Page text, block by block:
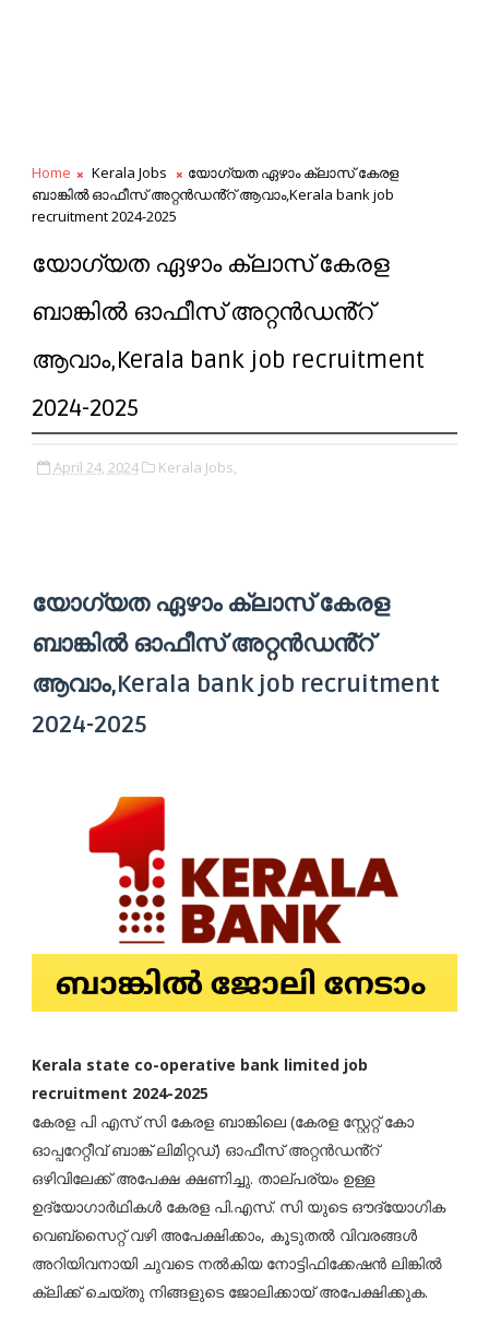
Home Kerala Jobs
യോഗ്യത ഏഴാം ക്ലാസ് കേരള
ബാങ്കിൽ ഓഫീസ് അറ്റൻഡൻ്റ് ആവാം,Kerala bank job
recruitment 2024-2025
യോഗ്യത ഏഴാം ക്ലാസ് കേരള
ബാങ്കിൽ ഓഫീസ് അറ്റൻഡൻ്റ്
ആവാം,Kerala bank job recruitment
2024-2025
April 24, 2024 Kerala Jobs,
യോഗ്യത ഏഴാം ക്ലാസ് കേരള
ബാങ്കിൽ ഓഫീസ് അറ്റൻഡൻ്റ്
ആവാം,Kerala bank job recruitment
2024-2025
Kerala state co-operative bank limited job
recruitment 2024-2025
കേരള പി എസ് സി കേരള ബാങ്കിലെ (കേരള സ്റ്റേറ്റ് കോ
ഓപ്പറേറ്റീവ് ബാങ്ക് ലിമിറ്റഡ്) ഓഫീസ് അറ്റൻഡൻ്റ്
ഒഴിവിലേക്ക് അപേക്ഷ ക്ഷണിച്ചു. താല്പര്യം ഉള്ള
ഉദ്യോഗാർഥികൾ കേരള പി.എസ്. സി യുടെ ഔദ്യോഗിക
വെബ്സൈറ്റ് വഴി അപേക്ഷിക്കാം, കൂടുതൽ വിവരങ്ങൾ
അറിയിവനായി ചുവടെ നൽകിയ നോട്ടിഫിക്കേഷൻ ലിങ്കിൽ
ക്ലിക്ക് ചെയ്തു നിങ്ങളുടെ ജോലിക്കായ് അപേക്ഷിക്കുക.